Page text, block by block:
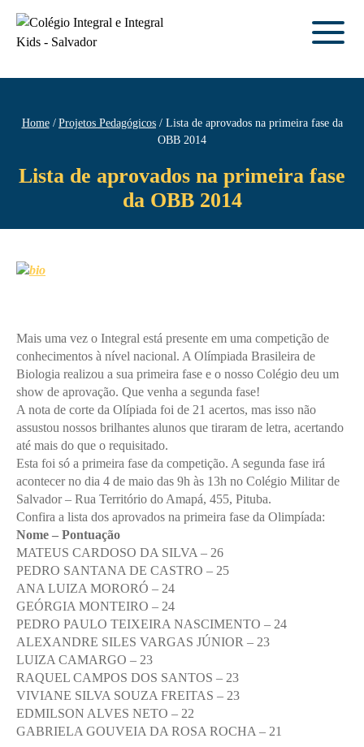
Home Projetos Pedagógicos
Lista de aprovados na primeira fase da
OBB 2014
Lista de aprovados na primeira fase
da OBB 2014
Mais uma vez o Integral está presente em uma competição de
conhecimentos à nível nacional. A Olímpiada Brasileira de
Biologia realizou a sua primeira fase e o nosso Colégio deu um
show de aprovação. Que venha a segunda fase!
A nota de corte da Olípiada foi de 21 acertos, mas isso não
assustou nossos brilhantes alunos que tiraram de letra, acertando
até mais do que o requisitado.
Esta foi só a primeira fase da competição. A segunda fase irá
acontecer no dia 4 de maio das 9h às 13h no Colégio Militar de
Salvador – Rua Território do Amapá, 455, Pituba.
Confira a lista dos aprovados na primeira fase da Olimpíada:
Nome – Pontuação
MATEUS CARDOSO DA SILVA – 26
PEDRO SANTANA DE CASTRO – 25
ANA LUIZA MORORÓ – 24
GEÓRGIA MONTEIRO – 24
PEDRO PAULO TEIXEIRA NASCIMENTO – 24
ALEXANDRE SILES VARGAS JÚNIOR – 23
LUIZA CAMARGO – 23
RAQUEL CAMPOS DOS SANTOS – 23
VIVIANE SILVA SOUZA FREITAS – 23
EDMILSON ALVES NETO – 22
GABRIELA GOUVEIA DA ROSA ROCHA – 21